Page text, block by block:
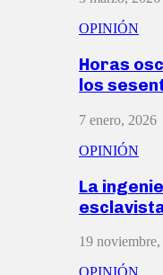
OPINIÓN
Horas
los
7 enero, 2026
OPINIÓN
La
19